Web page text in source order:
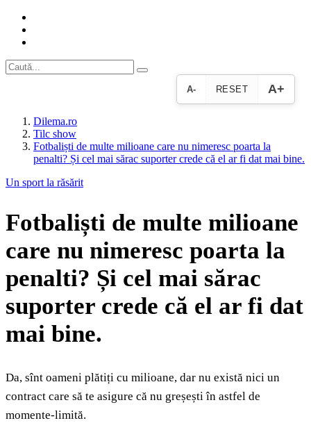
A- RESET A+
Dilema.ro
Tilc show
Fotbaliști de multe milioane care nu nimeresc poarta la
penalti? Și cel mai sărac suporter crede că el ar fi dat mai bine.
Un sport la răsărit
Fotbaliști de multe milioane
care nu nimeresc poarta la
penalti? Și cel mai sărac
suporter crede că el ar fi dat
mai bine.
Da, sînt oameni plătiți cu milioane, dar nu există nici un
contract care să te asigure că nu greșești în astfel de
momente-limită.